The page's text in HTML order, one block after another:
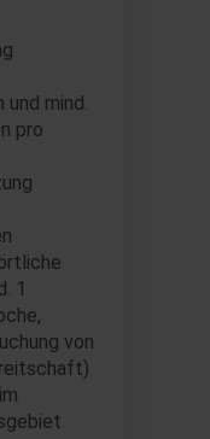
und mind.
pro
1
von